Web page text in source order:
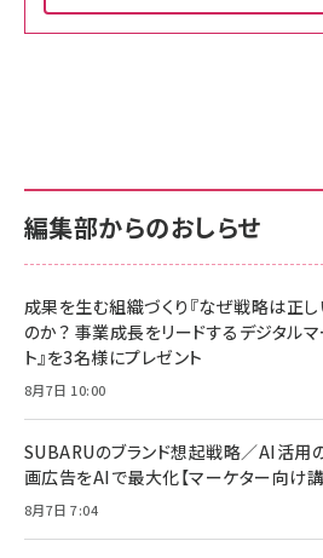
￥880
anan(アンアン
スペシャルエディショ
￥1,100
anan(アンアン)2026/
￥880
ママ投資家が育休中に
サポート正規品 メー
NIMASO ガラスフィ
すい ガイド枠付き い
2枚セット DSP25F1698
￥1,599
￥6,980
全ワイヤレスイヤホン/
サポート正規品 メー
Amazon eギフトカー
￥5,000
Anker PowerLine III
Pro/Air 各種対応
￥1,890
編集部からのおしらせ
成果を生む組織づくり『なぜ戦略は正
のか？ 事業成長をリードするデジタルマ
ト』を3名様にプレゼント
8月7日 10:00
SUBARUのブランド想起戦略／AI活用の
画広告をAIで最大化【マーケター向け講
8月7日 7:04